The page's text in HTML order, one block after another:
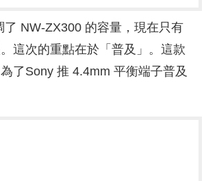
了 NW-ZX300 的容量，現在只有
這次的重點在於「普及」。這款
了Sony 推 4.4mm 平衡端子普及